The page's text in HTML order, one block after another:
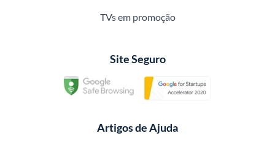
TVs em promoção
Site Seguro
Artigos de Ajuda